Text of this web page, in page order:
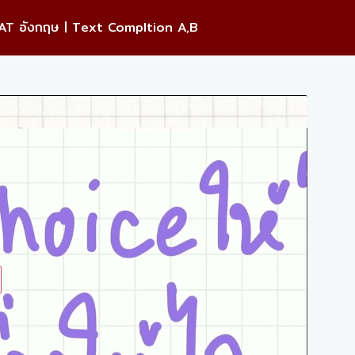
อังกฤษ | Text Compltion A,B